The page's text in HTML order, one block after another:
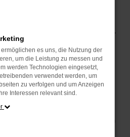
Rotenburg ist Ihr
wenn es um
Wir bieten Ihnen nicht nur
geprüften Fahrzeugen,
Beratung, damit
Modell finden.
zusätzlichenServices
der bequemen
Fahrzeugs. Besuchen
Sie sich von der Qualität
es uns, die Nutzung der
um die Leistung zu messen und
werden Technologien eingesetzt,
verwendet werden, um
zu verfolgen und um Anzeigen
Interessen relevant sind.